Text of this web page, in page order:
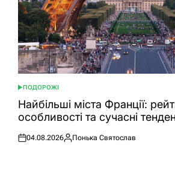
ОПУБЛІКУВАТИ
У
ПОДОРОЖІ
Найбільші міста Франції:
особливості та сучасні
Оприлюднено
04.08.2026
Опубліковано
Понька Святослав